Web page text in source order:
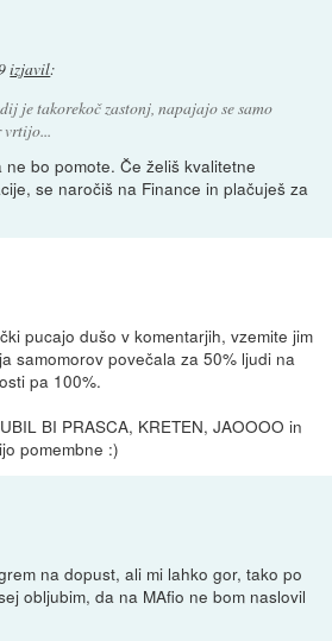
izjavil:
je takorekoč zastonj, napajajo se samo
vrtijo...
bo pomote. Če želiš kvalitetne
se naročiš na Finance in plačuješ za
pucajo dušo v komentarjih, vzemite jim
samomorov povečala za 50% ljudi na
pa 100%.
BI PRASCA, KRETEN, JAOOOO in
pomembne :)
na dopust, ali mi lahko gor, tako po
obljubim, da na MAfio ne bom naslovil